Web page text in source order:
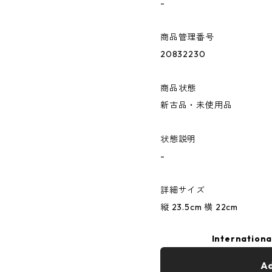
-
商品管理番号
20832230
商品状態
新古品・未使用品
状態説明
-
詳細サイズ
縦 23.5cm 横 22cm